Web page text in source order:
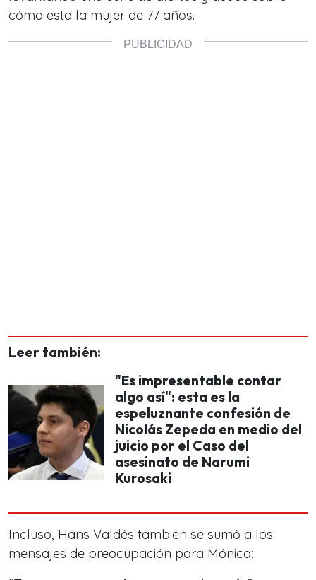
cómo esta la mujer de 77 años.
Leer también:
"Es impresentable contar
algo así": esta es la
espeluznante confesión de
Nicolás Zepeda en medio del
juicio por el Caso del
asesinato de Narumi
Kurosaki
Incluso, Hans Valdés también se sumó a los
mensajes de preocupación para Mónica: